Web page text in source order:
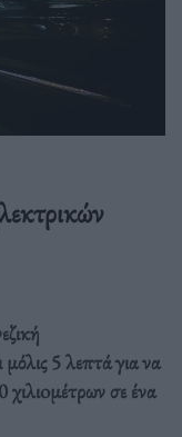
5 λεπτά για να
σε ένα